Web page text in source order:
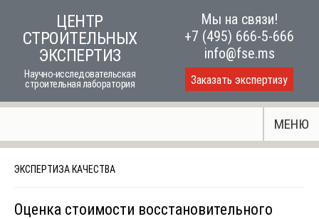
content
ЦЕНТР
СТРОИТЕЛЬНЫХ
ЭКСПЕРТИЗ
Научно-исследовательская
строительная лаборатория
Мы на связи!
+7 (495) 666-5-666
info@fse.ms
Заказать экспертизу
МЕНЮ
ЭКСПЕРТИЗА КАЧЕСТВА
Оценка стоимости восстановительного